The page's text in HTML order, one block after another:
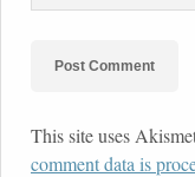
This site uses
comment data is